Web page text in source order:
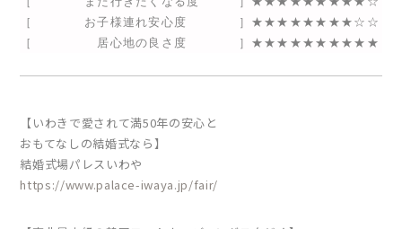
［ お子様連れ安心度 ］★★★★★★★★☆☆
［ 居心地の良さ度 ］★★★★★★★★★★
【いわきで愛されて満50年の安心と
おもてなしの結婚式なら】
結婚式場パレスいわや
https://www.palace-iwaya.jp/fair/